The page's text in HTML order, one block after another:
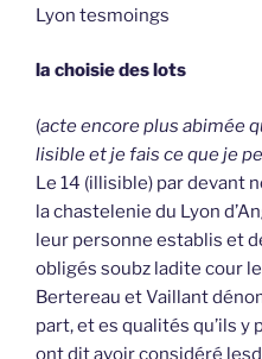
Lyon tesmoings
la choisie des lots
(acte encore plus abimée
lisible et je fais ce que je
Le 14 (illisible) par devant
la chastelenie du Lyon
leur personne establis et
obligés soubz ladite cour
Bertereau et Vaillant
part, et es qualités qu’ils
ont dit avoir considéré